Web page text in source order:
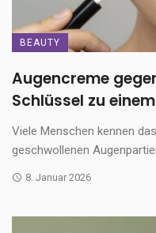
BEAUTY
Augencreme
Schlüssel zu
Viele Menschen kennen
geschwollenen
8. Januar 2026